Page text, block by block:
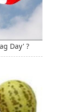
Day' ?